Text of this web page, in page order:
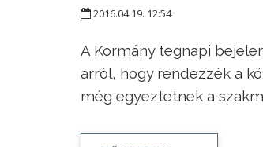
2016.04.19. 12:54
A Kormány tegnapi
arról, hogy rendezzék a
még egyeztetnek a